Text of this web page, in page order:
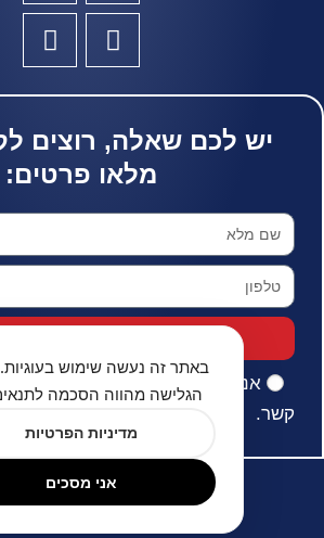
יש לכם שאלה, רוצים
מלאו פרטים:
אני מאשר/ת את מדיניות הפרטיות
קשר.
מדיניות הפרטיות
באתר זה נעשה שימוש
הגלישה מהווה הסכמה
מדיניות הפרטיות
אני מסכים